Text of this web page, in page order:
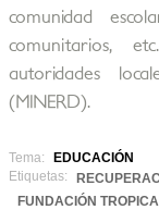
comunidad
comunitarios,
autoridades
(MINERD).
Tema:
EDUCACIÓN
Etiquetas:
FUNDACIÓN